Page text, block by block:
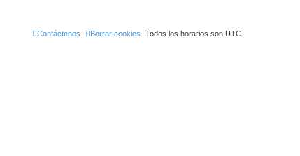
Todos los horarios son UTC
Borrar cookies
Contáctenos